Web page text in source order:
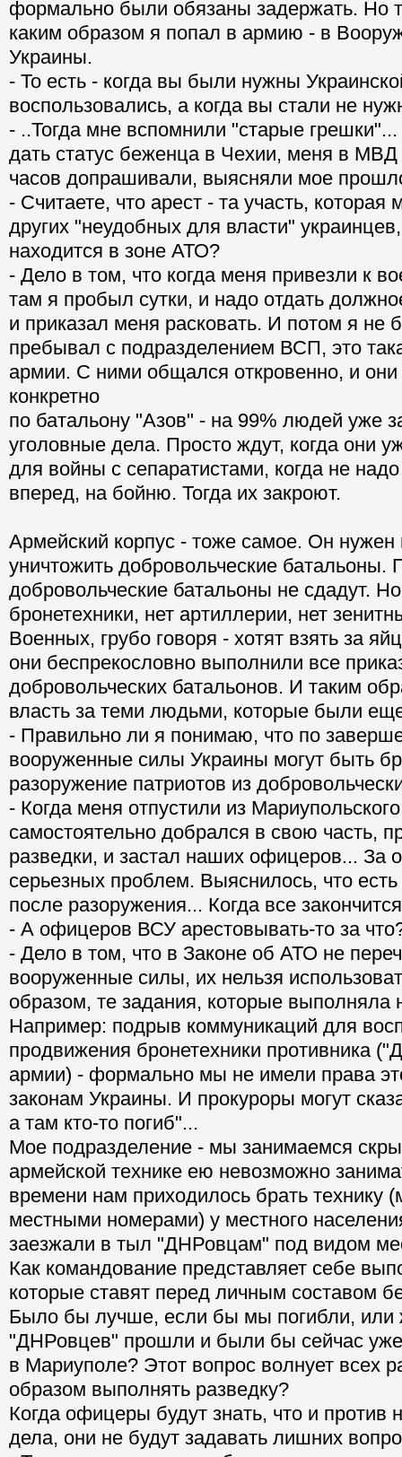
формально были обязаны задержать. Но
каким образом я попал в армию - в
Украины.
- То есть - когда вы были нужны
воспользовались, а когда вы стали не
- ..Тогда мне вспомнили "старые
дать статус беженца в Чехии, меня в
часов допрашивали, выясняли мое
- Считаете, что арест - та участь, которая
других "неудобных для власти"
находится в зоне АТО?
- Дело в том, что когда меня привезли к
там я пробыл сутки, и надо отдать
и приказал меня расковать. И потом я не
пребывал с подразделением ВСП, это
армии. С ними общался откровенно, и они
конкретно
по батальону "Азов" - на 99% людей уже
уголовные дела. Просто ждут, когда они
для войны с сепаратистами, когда не
вперед, на бойню. Тогда их закроют.
Армейский корпус - тоже самое. Он нужен
уничтожить добровольческие батальоны.
добровольческие батальоны не сдадут.
бронетехники, нет артиллерии, нет
Военных, грубо говоря - хотят взять за
они беспрекословно выполнили все
добровольческих батальонов. И таким
власть за теми людьми, которые были
- Правильно ли я понимаю, что по
вооруженные силы Украины могут быть
разоружение патриотов из
- Когда меня отпустили из
самостоятельно добрался в свою часть,
разведки, и застал наших офицеров... За
серьезных проблем. Выяснилось, что
после разоружения... Когда все
- А офицеров ВСУ арестовывать-то за
- Дело в том, что в Законе об АТО не
вооруженные силы, их нельзя
образом, те задания, которые выполняла
Например: подрыв коммуникаций для
продвижения бронетехники противника
армии) - формально мы не имели права
законам Украины. И прокуроры могут
а там кто-то погиб"...
Мое подразделение - мы занимаемся
армейской технике ею невозможно
времени нам приходилось брать технику
местными номерами) у местного
заезжали в тыл "ДНРовцам" под видом
Как командование представляет себе
которые ставят перед личным составом
Было бы лучше, если бы мы погибли, или
"ДНРовцев" прошли и были бы сейчас
в Мариуполе? Этот вопрос волнует всех
образом выполнять разведку?
Когда офицеры будут знать, что и против
дела, они не будут задавать лишних